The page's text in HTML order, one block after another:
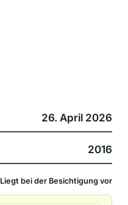
26. April 2026
2016
Liegt bei der Besichtigung vor